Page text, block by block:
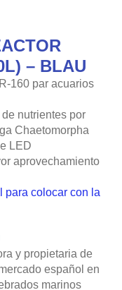
– BLAU
160 par acuarios
nutrientes por
Chaetomorpha
LED
aprovechamiento
para colocar con la
y propietaria de
español en
marinos